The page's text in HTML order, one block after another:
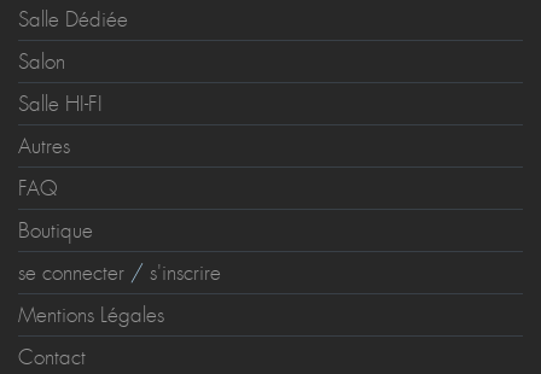
Salle Dédiée
Salon
Salle HI-FI
Autres
FAQ
Boutique
se connecter / s'inscrire
Mentions Légales
Contact